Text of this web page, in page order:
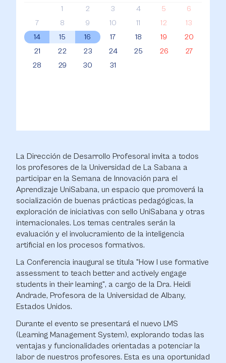
La Dirección de Desarrollo Profesoral invita a todos
los profesores de la Universidad de La Sabana a
participar en la Semana de Innovación para el
Aprendizaje UniSabana, un espacio que promoverá la
socialización de buenas prácticas pedagógicas, la
exploración de iniciativas con sello UniSabana y otras
internacionales. Los temas centrales serán la
evaluación y el involucramiento de la inteligencia
artificial en los procesos formativos.
La Conferencia inaugural se titula "How I use formative
assessment to teach better and actively engage
students in their learning", a cargo de la Dra. Heidi
Andrade, Profesora de la Universidad de Albany,
Estados Unidos.
Durante el evento se presentará el nuevo LMS
(Learning Management System), explorando todas las
ventajas y funcionalidades orientadas a potenciar la
labor de nuestros profesores. Esta es una oportunidad
1
2 3 4 5
6
7
8 9 10 11 12
13
14
15 16 17 18 19
20
21
22 23 24 25 26
27
28
29 30 31